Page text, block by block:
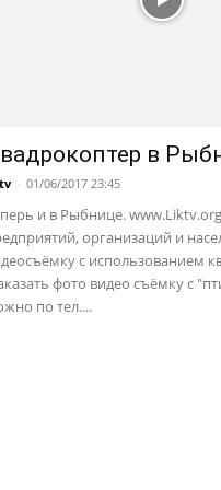
в
- 01/06/2017 23:45
и в Рыбнице. www.Liktv.org
организаций и
с использованием
фото видео съёмку с
по тел....